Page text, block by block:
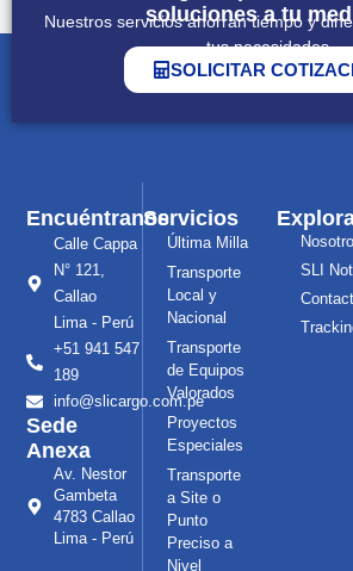
soluciones a tu
Nuestros servicios ahorran tiempo y
tus necesidades
SOLICITAR
Servicios
Última Milla
Transporte
Local y
Nacional
Transporte
de Equipos
Valorados
Proyectos
Especiales
Transporte
a Site o
Punto
Preciso a
Nivel
SLI
Encuéntranos
Calle Cappa
N° 121,
Callao
Lima - Perú
+51 941 547
189
info@slicargo.com.pe
Sede
Anexa
Av. Nestor
Gambeta
4783 Callao
Lima - Perú